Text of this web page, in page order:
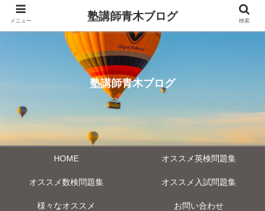
塾講師青木ブログ
HOME オススメ英検問題集
オススメ数検問題集 オススメ入試問題集
様々なオススメ お問い合わせ
メニュー 塾講師青木ブログ 検索